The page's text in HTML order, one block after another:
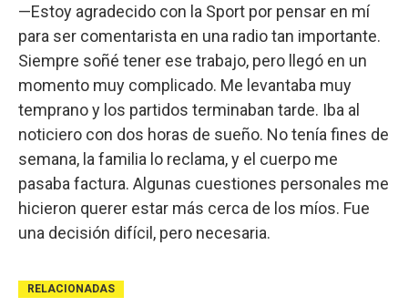
—Estoy agradecido con la Sport por pensar en mí
para ser comentarista en una radio tan importante.
Siempre soñé tener ese trabajo, pero llegó en un
momento muy complicado. Me levantaba muy
temprano y los partidos terminaban tarde. Iba al
noticiero con dos horas de sueño. No tenía fines de
semana, la familia lo reclama, y el cuerpo me
pasaba factura. Algunas cuestiones personales me
hicieron querer estar más cerca de los míos. Fue
una decisión difícil, pero necesaria.
RELACIONADAS